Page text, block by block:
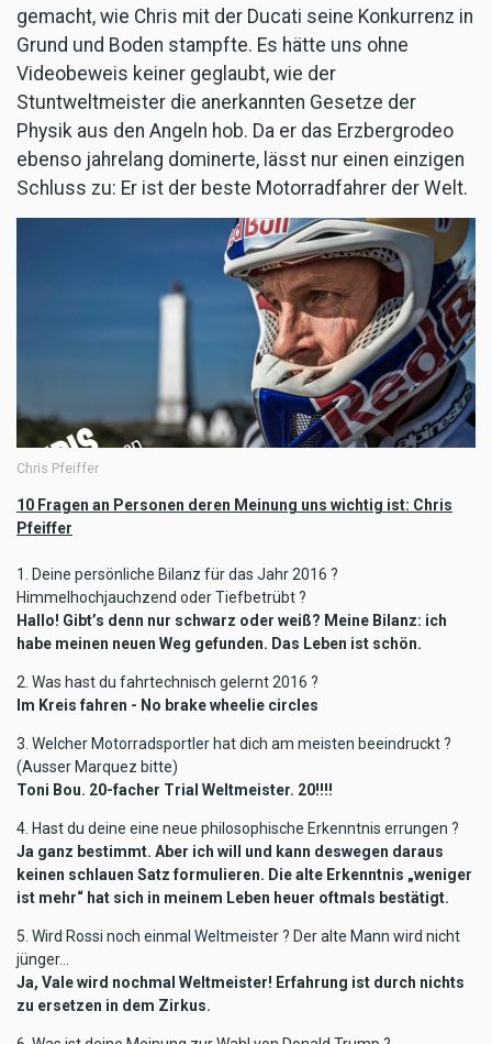
gemacht, wie Chris mit der Ducati seine Konkurrenz in
Grund und Boden stampfte. Es hätte uns ohne
Videobeweis keiner geglaubt, wie der
Stuntweltmeister die anerkannten Gesetze der
Physik aus den Angeln hob. Da er das Erzbergrodeo
ebenso jahrelang dominerte, lässt nur einen einzigen
Schluss zu: Er ist der beste Motorradfahrer der Welt.
Chris Pfeiffer
10 Fragen an Personen deren Meinung uns wichtig ist: Chris
Pfeiffer
1. ​Deine persönliche Bilanz für das Jahr 2016 ?
Himmelhochjauchzend oder Tiefbetrübt ?
Hallo! Gibt’s denn nur schwarz oder weiß? Meine Bilanz: ich
habe meinen neuen Weg gefunden. Das Leben ist schön.
2. Was hast du fahrtechnisch gelernt 2016 ?
Im Kreis fahren - No brake wheelie circles
3. Welcher Motorradsportler hat dich am meisten beeindruckt ?
(Ausser Marquez bitte)
Toni Bou. 20-facher Trial Weltmeister. 20!!!!
4. Hast du deine eine neue philosophische Erkenntnis errungen ?
Ja ganz bestimmt. Aber ich will und kann deswegen daraus
keinen schlauen Satz formulieren. Die alte Erkenntnis „weniger
ist mehr“ hat sich in meinem Leben heuer oftmals bestätigt.
5. Wird Rossi noch einmal Weltmeister ? Der alte Mann wird nicht
jünger…
Ja, Vale wird nochmal Weltmeister! Erfahrung ist durch nichts
zu ersetzen in dem Zirkus.